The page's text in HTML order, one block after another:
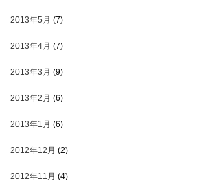
2013年5月 (7)
2013年4月 (7)
2013年3月 (9)
2013年2月 (6)
2013年1月 (6)
2012年12月 (2)
2012年11月 (4)